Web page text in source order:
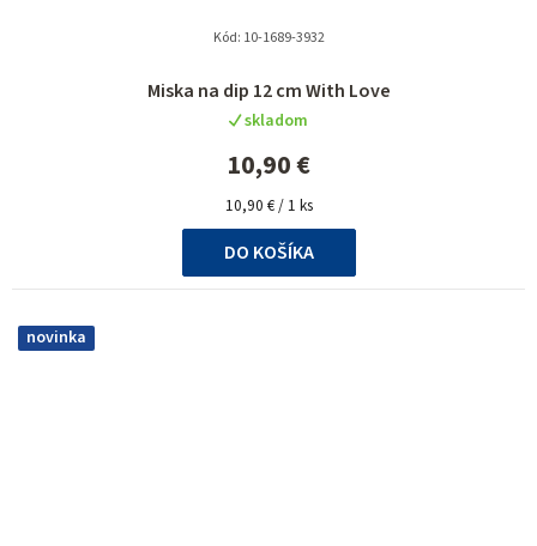
Miska na dip 12 cm With Love
hodnotenie
produktu
je
5,0
z
5
hviezdičiek.
skladom
10,90 €
Jednotková
cena:
10,90 € / 1 ks
DO KOŠÍKA
Kód: 10-1689-3932
novinka